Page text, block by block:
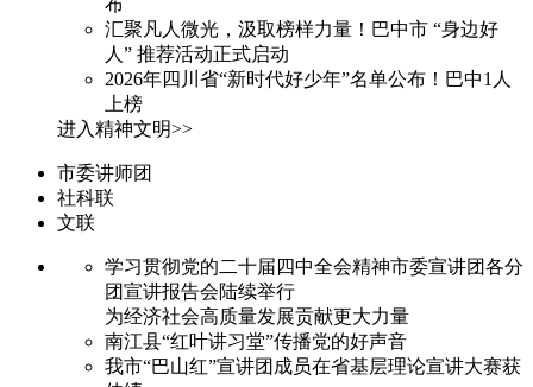
汇聚凡人微光，汲取榜样力量！巴中市 “身边好
人” 推荐活动正式启动
2026年四川省“新时代好少年”名单公布！巴中1人
上榜
进入精神文明>>
市委讲师团
社科联
文联
学习贯彻党的二十届四中全会精神市委宣讲团各分
团宣讲报告会陆续举行
为经济社会高质量发展贡献更大力量
南江县“红叶讲习堂”传播党的好声音
我市“巴山红”宣讲团成员在省基层理论宣讲大赛获